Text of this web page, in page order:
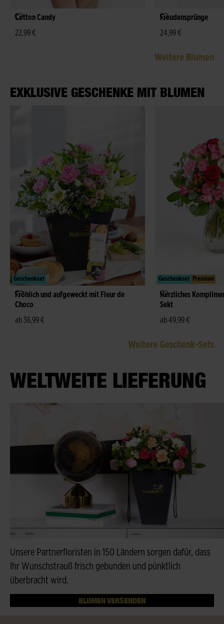
Cotton Candy
22,99 €
Freudensprünge
24,99 €
Weitere Blumen
EXKLUSIVE GESCHENKE MIT BLUMEN
Geschenkset
Fröhlich und aufgeweckt mit Fleur de
Choco
ab 36,99 €
Geschenkset Premium
Herzliches
Sekt
ab 49,99 €
Weitere Geschenk-Sets
WELTWEITE LIEFERUNG
Unsere Partnerfloristen in 150 Ländern sorgen dafür, dass
Ihr Wunschstrauß frisch gebunden und pünktlich
überbracht wird.
BLUMEN VERSENDEN